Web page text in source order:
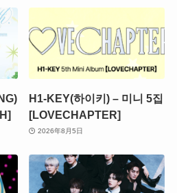
H1-KEY(하이키) – 미니 5집
[LOVECHAPTER]
2026年8月5日